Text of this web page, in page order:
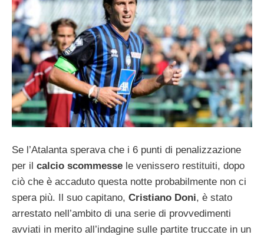
Se l’Atalanta sperava che i 6 punti di penalizzazione
per il calcio scommesse le venissero restituiti, dopo
ciò che è accaduto questa notte probabilmente non ci
spera più. Il suo capitano, Cristiano Doni, è stato
arrestato nell’ambito di una serie di provvedimenti
avviati in merito all’indagine sulle partite truccate in un